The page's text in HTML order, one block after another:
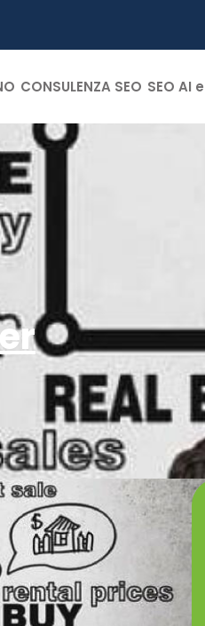
CONSULENZA SEO SEO AI